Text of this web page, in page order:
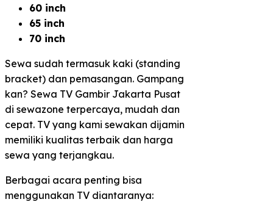
60 inch
65 inch
70 inch
Sewa sudah termasuk kaki (standing
bracket) dan pemasangan. Gampang
kan? Sewa TV Gambir Jakarta Pusat
di sewazone terpercaya, mudah dan
cepat. TV yang kami sewakan dijamin
memiliki kualitas terbaik dan harga
sewa yang terjangkau.
Berbagai acara penting bisa
menggunakan TV diantaranya: